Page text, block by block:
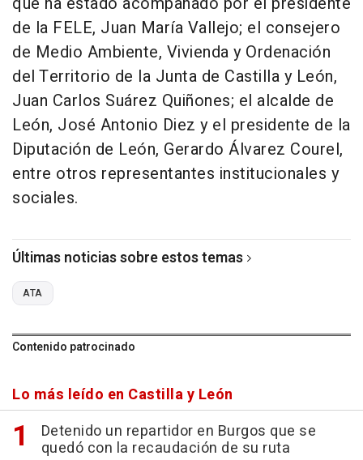
de la FELE, Juan María Vallejo; el consejero
de Medio Ambiente, Vivienda y Ordenación
del Territorio de la Junta de Castilla y León,
Juan Carlos Suárez Quiñones; el alcalde de
León, José Antonio Diez y el presidente de la
Diputación de León, Gerardo Álvarez Courel,
entre otros representantes institucionales y
sociales.
Últimas noticias sobre estos temas
ATA
Contenido patrocinado
Lo más leído en Castilla y León
Detenido un repartidor en Burgos que se
quedó con la recaudación de su ruta